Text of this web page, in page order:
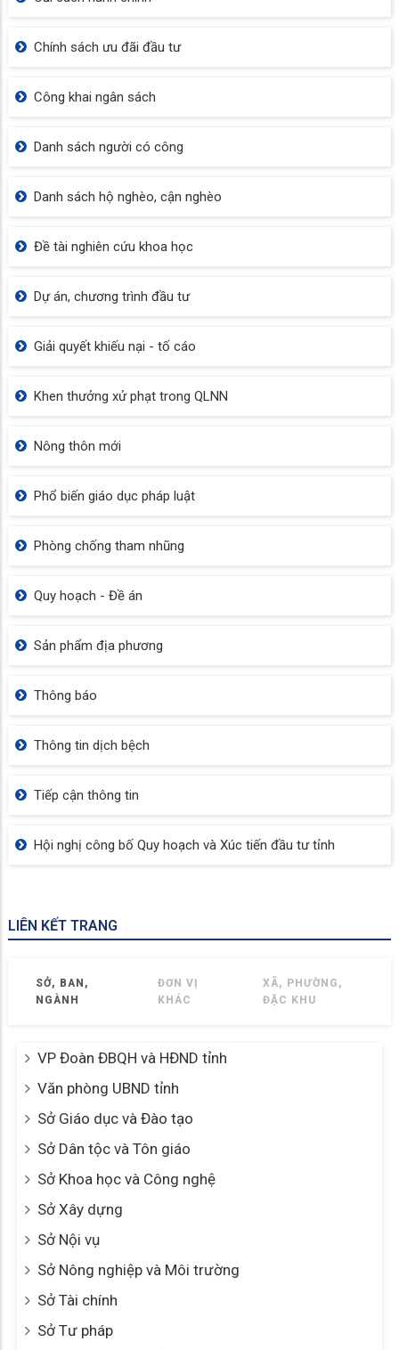
Chính sách ưu đãi đầu tư
Công khai ngân sách
Danh sách người có công
Danh sách hộ nghèo, cận nghèo
Đề tài nghiên cứu khoa học
Dự án, chương trình đầu tư
Giải quyết khiếu nại - tố cáo
Khen thưởng xử phạt trong QLNN
Nông thôn mới
Phổ biến giáo dục pháp luật
Phòng chống tham nhũng
Quy hoạch - Đề án
Sản phẩm địa phương
Thông báo
Thông tin dịch bệch
Tiếp cận thông tin
Hội nghị công bố Quy hoạch và Xúc tiến đầu tư tỉnh
LIÊN KẾT TRANG
SỞ, BAN,
NGÀNH
ĐƠN VỊ
KHÁC
XÃ, PHƯỜNG,
ĐẶC KHU
VP Đoàn ĐBQH và HĐND tỉnh
Văn phòng UBND tỉnh
Sở Giáo dục và Đào tạo
Sở Dân tộc và Tôn giáo
Sở Khoa học và Công nghệ
Sở Xây dựng
Sở Nội vụ
Sở Nông nghiệp và Môi trường
Sở Tài chính
Sở Tư pháp